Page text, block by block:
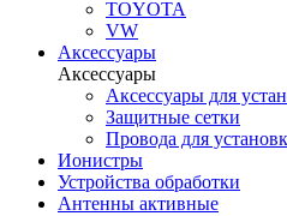
TOYOTA
VW
Аксессуары
Аксессуары
Аксессуары для
Защитные сетки
Провода для
Ионистры
Устройства обработки
Антенны активные